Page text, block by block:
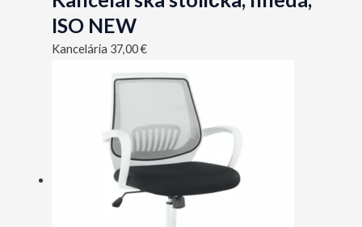
ISO NEW
Kancelária 37,00€